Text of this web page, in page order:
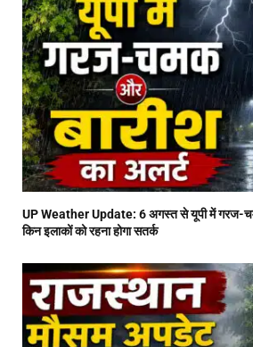
UP Weather Update: 6 अगस्त से यूपी में गरज-
किन इलाकों को रहना होगा सतर्क